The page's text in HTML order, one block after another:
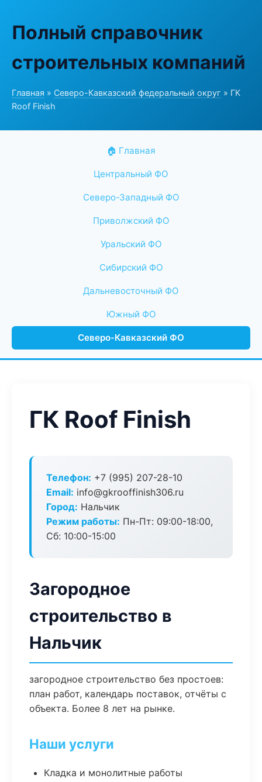
Полный справочник
строительных компаний
Главная » Северо-Кавказский федеральный округ » ГК
Roof Finish
🏠 Главная
Центральный ФО
Северо-Западный ФО
Приволжский ФО
Уральский ФО
Сибирский ФО
Дальневосточный ФО
Южный ФО
Северо-Кавказский ФО
ГК Roof Finish
Телефон: +7 (995) 207-28-10
Email: info@gkrooffinish306.ru
Город: Нальчик
Режим работы: Пн-Пт: 09:00-18:00,
Сб: 10:00-15:00
Загородное
строительство в
Нальчик
загородное строительство без простоев:
план работ, календарь поставок, отчёты с
объекта. Более 8 лет на рынке.
Наши услуги
Кладка и монолитные работы